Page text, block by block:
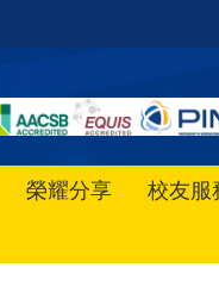
榮耀分享 校友服